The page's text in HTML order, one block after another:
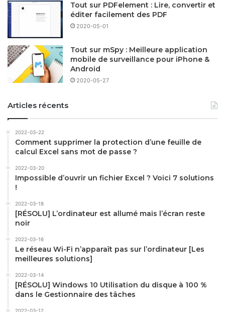
Tout sur PDFelement : Lire, convertir et
éditer facilement des PDF
2020-05-01
Tout sur mSpy : Meilleure application
mobile de surveillance pour iPhone &
Android
2020-05-27
Articles récents
2022-03-22
Comment supprimer la protection d’une feuille de
calcul Excel sans mot de passe ?
2022-03-20
Impossible d’ouvrir un fichier Excel ? Voici 7 solutions
!
2022-03-18
[RÉSOLU] L’ordinateur est allumé mais l’écran reste
noir
2022-03-16
Le réseau Wi-Fi n’apparaît pas sur l’ordinateur [Les
meilleures solutions]
2022-03-14
[RÉSOLU] Windows 10 Utilisation du disque à 100 %
dans le Gestionnaire des tâches
2022-03-12